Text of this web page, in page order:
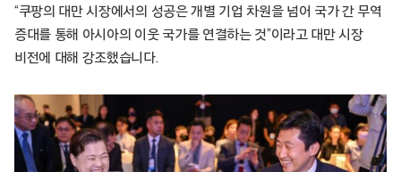
“쿠팡의 대만 시장에서의 성공은 개별 기업 차원을 넘어 국가 간 무역
증대를 통해 아시아의 이웃 국가를 연결하는 것”이라고 대만 시장
비전에 대해 강조했습니다.